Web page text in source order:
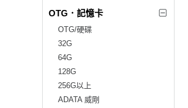
OTG．記憶卡
OTG/硬碟
32G
64G
128G
256G以上
ADATA 威剛